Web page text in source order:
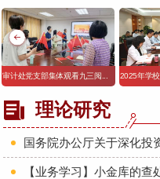
审计处党支部集体观看九三阅... 2025年学
理论研究
国务院办公厅关于深化投
【业务学习】小金库的查